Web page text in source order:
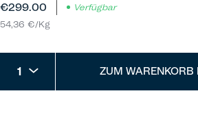
€299.00
Verfügbar
54,36 €/Kg
1 ZUM WARENKORB